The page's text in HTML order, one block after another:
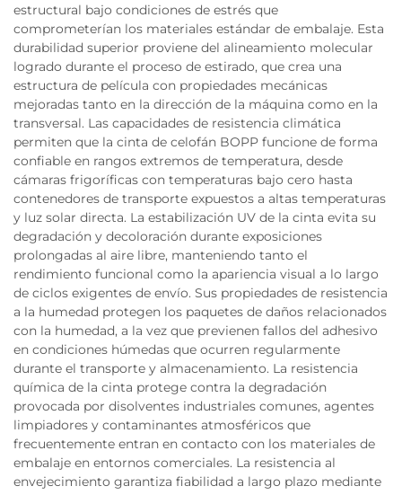
estructural bajo condiciones de estrés que
comprometerían los materiales estándar de embalaje. Esta
durabilidad superior proviene del alineamiento molecular
logrado durante el proceso de estirado, que crea una
estructura de película con propiedades mecánicas
mejoradas tanto en la dirección de la máquina como en la
transversal. Las capacidades de resistencia climática
permiten que la cinta de celofán BOPP funcione de forma
confiable en rangos extremos de temperatura, desde
cámaras frigoríficas con temperaturas bajo cero hasta
contenedores de transporte expuestos a altas temperaturas
y luz solar directa. La estabilización UV de la cinta evita su
degradación y decoloración durante exposiciones
prolongadas al aire libre, manteniendo tanto el
rendimiento funcional como la apariencia visual a lo largo
de ciclos exigentes de envío. Sus propiedades de resistencia
a la humedad protegen los paquetes de daños relacionados
con la humedad, a la vez que previenen fallos del adhesivo
en condiciones húmedas que ocurren regularmente
durante el transporte y almacenamiento. La resistencia
química de la cinta protege contra la degradación
provocada por disolventes industriales comunes, agentes
limpiadores y contaminantes atmosféricos que
frecuentemente entran en contacto con los materiales de
embalaje en entornos comerciales. La resistencia al
envejecimiento garantiza fiabilidad a largo plazo mediante